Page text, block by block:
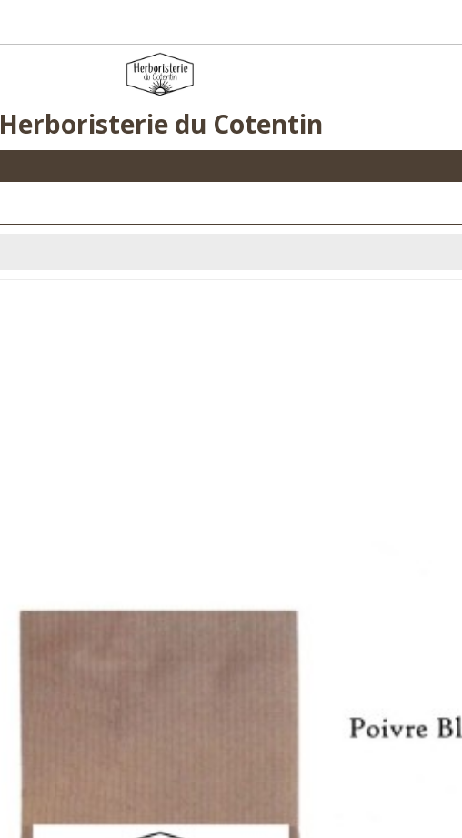
Herboristerie du Cotentin